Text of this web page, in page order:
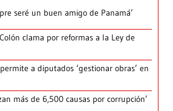
seré un buen amigo de Panamá’
clama por reformas a la Ley de
a diputados ‘gestionar obras’ en
más de 6,500 causas por corrupción’